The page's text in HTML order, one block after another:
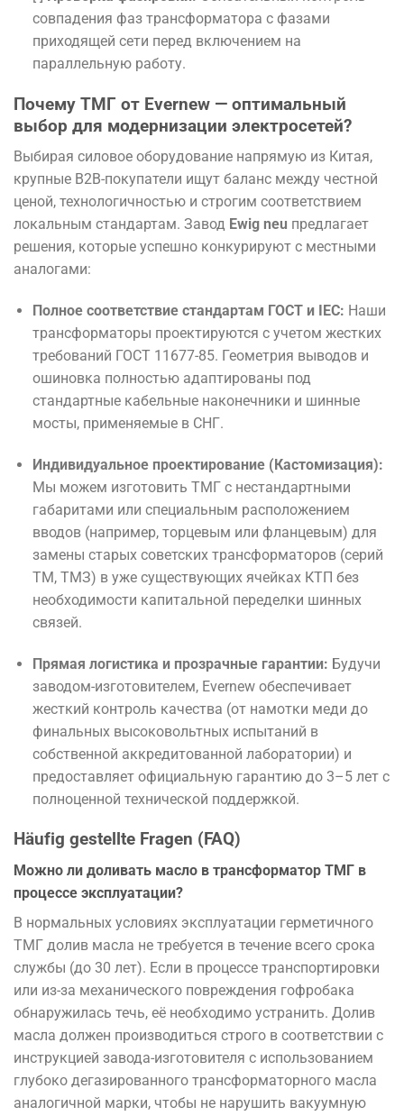
совпадения фаз трансформатора с фазами
приходящей сети перед включением на
параллельную работу.
Почему ТМГ от Evernew — оптимальный
выбор для модернизации электросетей?
Выбирая силовое оборудование напрямую из Китая,
крупные B2B-покупатели ищут баланс между честной
ценой, технологичностью и строгим соответствием
локальным стандартам. Завод Ewig neu предлагает
решения, которые успешно конкурируют с местными
аналогами:
Полное соответствие стандартам ГОСТ и IEC: Наши
трансформаторы проектируются с учетом жестких
требований ГОСТ 11677-85. Геометрия выводов и
ошиновка полностью адаптированы под
стандартные кабельные наконечники и шинные
мосты, применяемые в СНГ.
Индивидуальное проектирование (Кастомизация):
Мы можем изготовить ТМГ с нестандартными
габаритами или специальным расположением
вводов (например, торцевым или фланцевым) для
замены старых советских трансформаторов (серий
ТМ, ТМЗ) в уже существующих ячейках КТП без
необходимости капитальной переделки шинных
связей.
Прямая логистика и прозрачные гарантии: Будучи
заводом-изготовителем, Evernew обеспечивает
жесткий контроль качества (от намотки меди до
финальных высоковольтных испытаний в
собственной аккредитованной лаборатории) и
предоставляет официальную гарантию до 3–5 лет с
полноценной технической поддержкой.
Häufig gestellte Fragen (FAQ)
Можно ли доливать масло в трансформатор ТМГ в
процессе эксплуатации?
В нормальных условиях эксплуатации герметичного
ТМГ долив масла не требуется в течение всего срока
службы (до 30 лет). Если в процессе транспортировки
или из-за механического повреждения гофробака
обнаружилась течь, её необходимо устранить. Долив
масла должен производиться строго в соответствии с
инструкцией завода-изготовителя с использованием
глубоко дегазированного трансформаторного масла
аналогичной марки, чтобы не нарушить вакуумную